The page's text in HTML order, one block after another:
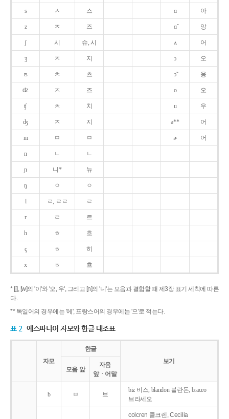
s ㅅ 스 ɑ 아
z ㅈ 즈 ɑ̃ 앙
ʃ 시 슈, 시 ʌ 어
ʒ ㅈ 지 ɔ 오
ʦ ㅊ 츠 ɔ̃ 옹
ʣ ㅈ 즈 o 오
ʧ ㅊ 치 u 우
ʤ ㅈ 지 ə** 어
m ㅁ ㅁ ɚ 어
n ㄴ ㄴ
ɲ 니* 뉴
ŋ ㅇ ㅇ
l ㄹ, ㄹㄹ ㄹ
r ㄹ 르
h ㅎ 흐
ç ㅎ 히
x ㅎ 흐
* [j], [w]의 '이'와 '오, 우', 그리고 [ɲ]의 '니'는 모음과 결합할 때 제3장 표기 세칙에 따른
다.
** 독일어의 경우에는 '에', 프랑스어의 경우에는 '으'로 적는다.
표 2 에스파냐어 자모와 한글 대조표
자모
한글
보기
모음 앞
자음
앞ㆍ어말
b ㅂ 브
biz 비스, blandon 블란돈, braceo
브라세오
colcren 콜크렌, Cecilia